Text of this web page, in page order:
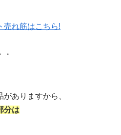
売れ筋はこちら!
ありますから、
分は